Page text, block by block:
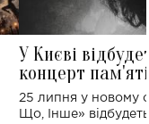
У Києві
концерт
Клименка:
виконають
25 липня у новому
Що, Інше»